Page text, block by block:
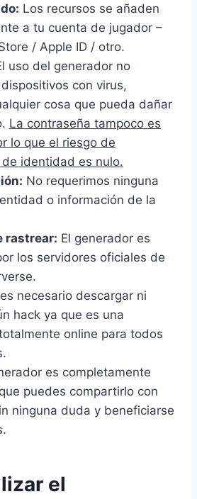
Los recursos se añaden
a tu cuenta de jugador –
/ Apple ID / otro.
uso del generador no
con virus,
cosa que pueda dañar
La contraseña tampoco es
lo que el riesgo de
identidad es nulo.
No requerimos ninguna
o información de la
rastrear: El generador es
los servidores oficiales de
necesario descargar ni
hack ya que es una
online para todos
es completamente
puedes compartirlo con
ninguna duda y beneficiarse
el